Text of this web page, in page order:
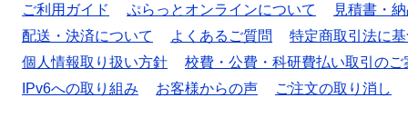
ご利用ガイド
ぷらっとオンラインについて
見積書・
配送・決済について
よくあるご質問
特定商取引法に
個人情報取り扱い方針
校費・公費・科研費払い取引のご
IPv6への取り組み
お客様からの声 ご注文の取り消し